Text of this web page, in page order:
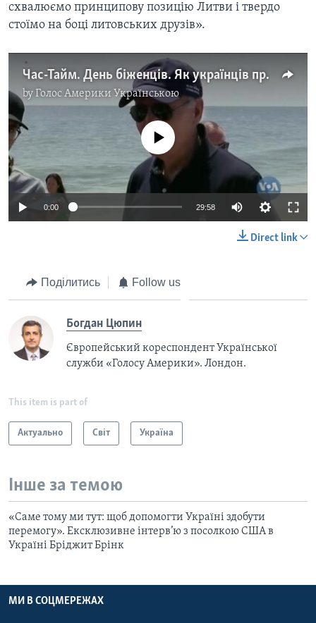
схвалюємо принципову позицію Литви і твердо
стоїмо на боці литовських друзів».
Час-Тайм. День біженців. Як українців приймають у США
byГолос Америки Українською
No media source currently available
0:00 29:58
Direct link
Поділитись Follow us
Богдан Цюпин
Європейський кореспондент Української
служби «Голосу Америки». Лондон.
This item is part of
Актуально Світ Україна
Інше за темою
«Саме тому ми тут: щоб допомогти Україні здобути
перемогу». Ексклюзивне інтерв’ю з посолкою США в
Україні Бріджит Брінк
МИ В СОЦМЕРЕЖАХ